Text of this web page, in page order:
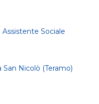
Sociale
Nicolò (Teramo)